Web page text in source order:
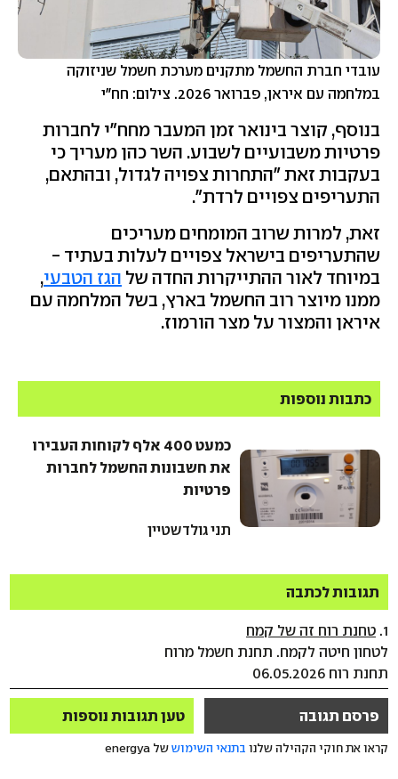
עובדי חברת החשמל מתקנים מערכת חשמל שניזוקה
במלחמה עם איראן, פברואר 2026. צילום: חח"י
בנוסף, קוצר בינואר זמן המעבר מחח"י לחברות
פרטיות משבועיים לשבוע. השר כהן מעריך כי
בעקבות זאת "התחרות צפויה לגדול, ובהתאם,
התעריפים צפויים לרדת".
זאת, למרות שרוב המומחים מעריכים
שהתעריפים בישראל צפויים לעלות בעתיד -
במיוחד לאור ההתייקרות החדה של הגז הטבעי,
ממנו מיוצר רוב החשמל בארץ, בשל המלחמה עם
איראן והמצור על מצר הורמוז.
כתבות נוספות
כמעט 400 אלף לקוחות העבירו
את חשבונות החשמל לחברות
פרטיות
תני גולדשטיין
תגובות לכתבה
1. טחנת רוח זה של קמח
לטחון חיטה לקמח. תחנת חשמל מרוח
תחנת רוח 06.05.2026
פרסם תגובה טען תגובות נוספות
קראו את חוקי הקהילה שלנו בתנאי השימוששל energya